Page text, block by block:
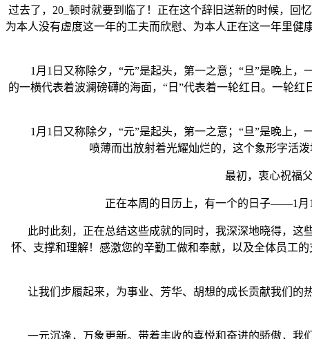
过去了，20_顿时就要到临了！正在这个辞旧送新的时候，回
为本人没有虚度这一年的工夫而欣慰、为本人正在这一年里
1月1日又称除夕，“元”是起头，第一之意；“旦”是晚上，
的一横代表着波澜磅礴的海面，“日”代表着一轮红日。一轮
1月1日又称除夕，“元”是起头，第一之意；“旦”是晚上，
喷薄而出放射着光耀灿烂的，这个象形字活
最初，衷心祝福父
正在本周的日历上，有一个的日子——1月1
此时此刻，正在总结这些成就的同时，我深深地晓得，这
怀、支撑和理解！感激您的辛勤工做和奉献，以及全体员工
让我们步履起来，为事业、芳华、胡想的成长贡献我们的
一元沉逢，万象更新。带着丰收的喜悦和奋进的骄傲，我